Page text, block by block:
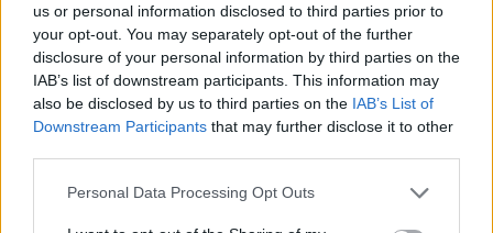
us or personal information disclosed to third parties prior to
your opt-out. You may separately opt-out of the further
disclosure of your personal information by third parties on the
IAB’s list of downstream participants. This information may
also be disclosed by us to third parties on the IAB’s List of
Downstream Participants that may further disclose it to other
Personal Data Processing Opt Outs
Om jag ska förzinka dessa krävs nog sandblästring
först ändå. Jag skulle helst också gulpassivera men
vill inte lägga ut såpass mycket pengar...